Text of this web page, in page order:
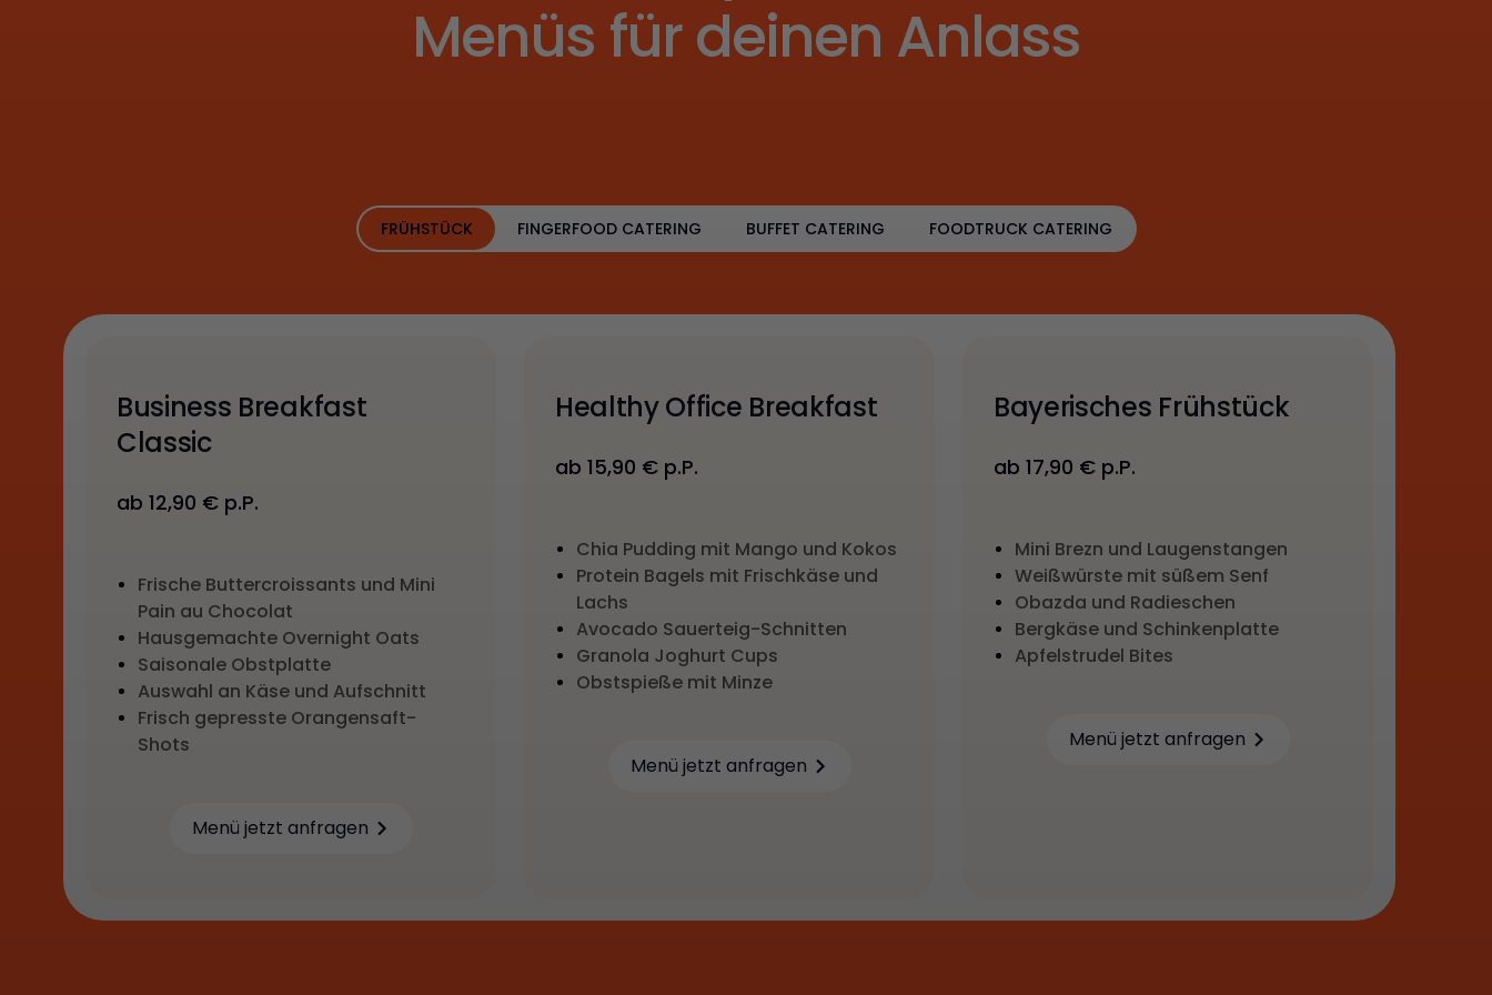
Menüs für deinen Anlass
FRÜHSTÜCK FINGERFOOD CATERING BUFFET CATERING FOODTRUCK CATERING
Business Breakfast
Classic
ab 12,90 € p.P.
Frische Buttercroissants und Mini
Pain au Chocolat
Hausgemachte Overnight Oats
Saisonale Obstplatte
Auswahl an Käse und Aufschnitt
Frisch gepresste Orangensaft-
Shots
Menü jetzt anfragen
Healthy Office Breakfast
ab 15,90 € p.P.
Chia Pudding mit Mango und Kokos
Protein Bagels mit Frischkäse und
Lachs
Avocado Sauerteig-Schnitten
Granola Joghurt Cups
Obstspieße mit Minze
Menü jetzt anfragen
Bayerisches Frühstück
ab 17,90 € p.P.
Mini Brezn und Laugenstangen
Weißwürste mit süßem Senf
Obazda und Radieschen
Bergkäse und Schinkenplatte
Apfelstrudel Bites
Menü jetzt anfragen